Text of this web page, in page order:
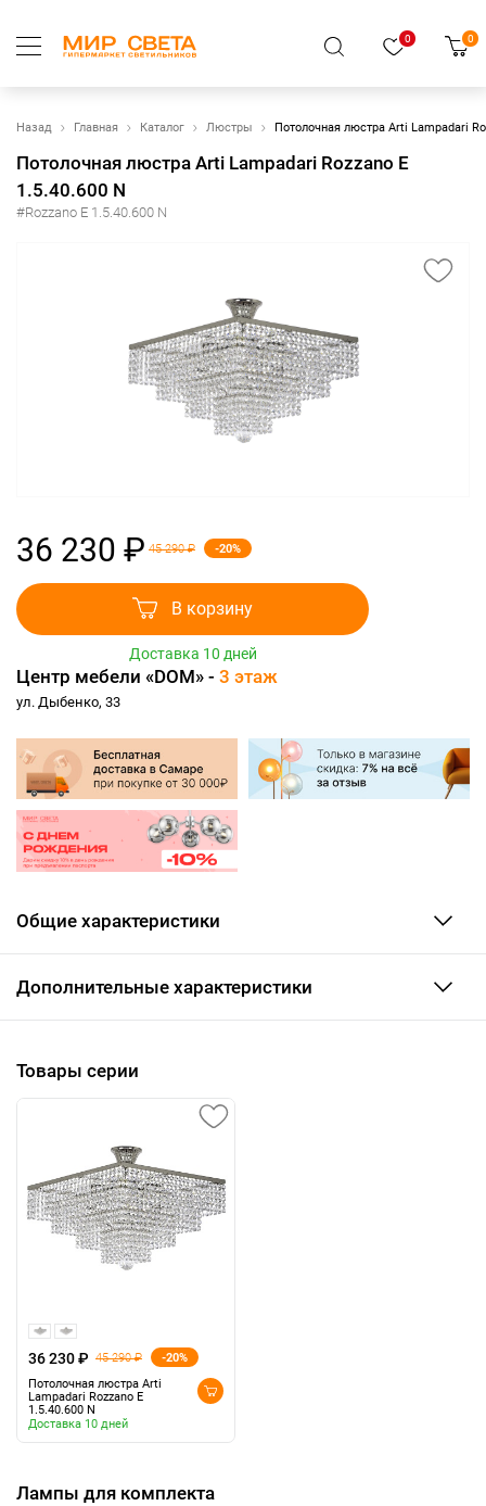
0 0
Назад Главная Каталог Люстры Потолочная люстра Arti Lampadari
Потолочная люстра Arti Lampadari Rozzano E
1.5.40.600 N
#Rozzano E 1.5.40.600 N
36 230 ₽ 45 290 ₽ -20%
В корзину
Доставка 10 дней
Центр мебели «DOM» - 3 этаж
ул. Дыбенко, 33
Общие характеристики
Дополнительные характеристики
Товары серии
36 230 ₽ 45 290 ₽
-20%
Потолочная люстра Arti
Lampadari Rozzano E
1.5.40.600 N
Доставка 10 дней
Лампы для комплекта